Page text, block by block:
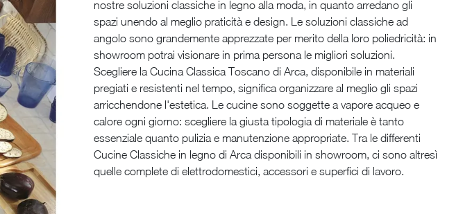
nostre soluzioni classiche in legno alla moda, in quanto arredano gli
spazi unendo al meglio praticità e design. Le soluzioni classiche ad
angolo sono grandemente apprezzate per merito della loro poliedricità: in
showroom potrai visionare in prima persona le migliori soluzioni.
Scegliere la Cucina Classica Toscano di Arca, disponibile in materiali
pregiati e resistenti nel tempo, significa organizzare al meglio gli spazi
arricchendone l'estetica. Le cucine sono soggette a vapore acqueo e
calore ogni giorno: scegliere la giusta tipologia di materiale è tanto
essenziale quanto pulizia e manutenzione appropriate. Tra le differenti
Cucine Classiche in legno di Arca disponibili in showroom, ci sono altresì
quelle complete di elettrodomestici, accessori e superfici di lavoro.